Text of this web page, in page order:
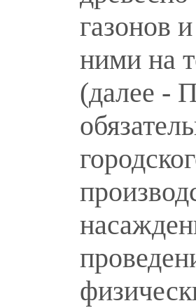
газонов
ними на
(далее -